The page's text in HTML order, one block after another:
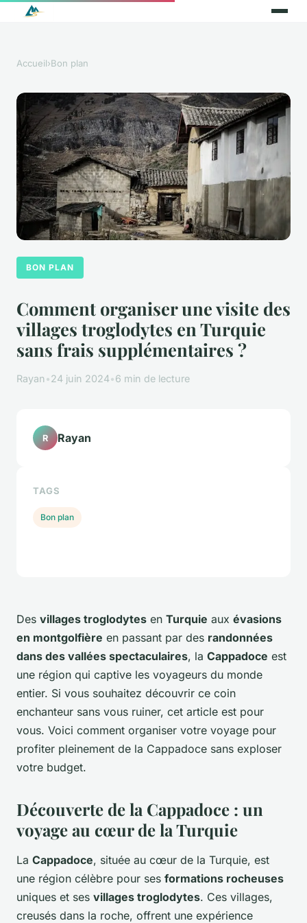
Accueil›Bon plan
BON PLAN
Comment organiser une visite des
villages troglodytes en Turquie
sans frais supplémentaires ?
Rayan•24 juin 2024•6 min de lecture
Des villages troglodytes en Turquie aux évasions
en montgolfière en passant par des randonnées
dans des vallées spectaculaires, la Cappadoce est
une région qui captive les voyageurs du monde
entier. Si vous souhaitez découvrir ce coin
enchanteur sans vous ruiner, cet article est pour
vous. Voici comment organiser votre voyage pour
profiter pleinement de la Cappadoce sans exploser
votre budget.
Découverte de la Cappadoce : un
voyage au cœur de la Turquie
La Cappadoce, située au cœur de la Turquie, est
une région célèbre pour ses formations rocheuses
uniques et ses villages troglodytes. Ces villages,
creusés dans la roche, offrent une expérience
R Rayan
TAGS
Bon plan